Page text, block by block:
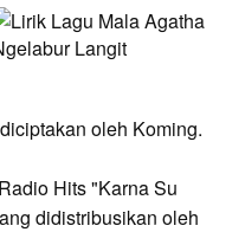
oleh Koming.
Hits "Karna Su
didistribusikan oleh